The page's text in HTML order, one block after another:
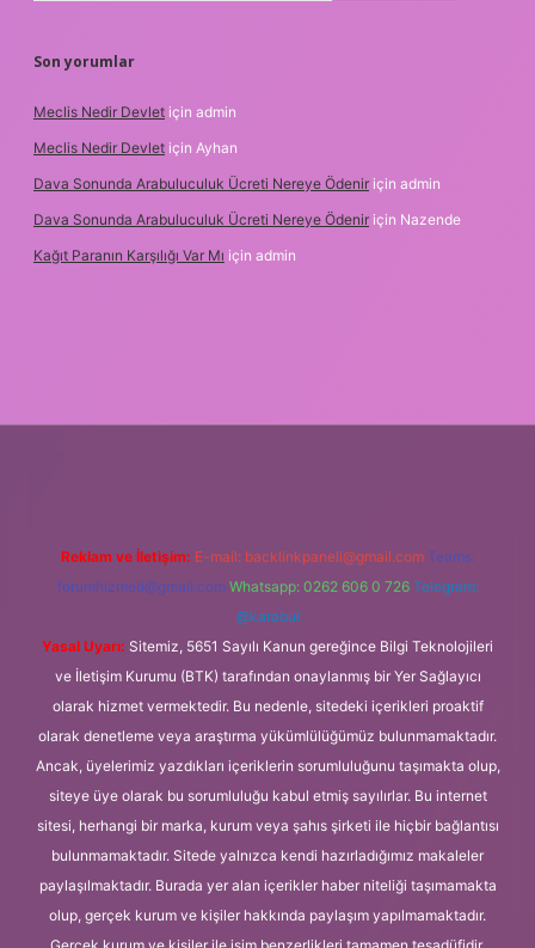
Son yorumlar
Meclis Nedir Devlet için admin
Meclis Nedir Devlet için Ayhan
Dava Sonunda Arabuluculuk Ücreti Nereye Ödenir için admin
Dava Sonunda Arabuluculuk Ücreti Nereye Ödenir için Nazende
Kağıt Paranın Karşılığı Var Mı için admin
Reklam ve İletişim: E-mail: backlinkpaneli@gmail.com Teams:
forumhizmeti@gmail.com Whatsapp: 0262 606 0 726 Telegram:
@karabul
Yasal Uyarı: Sitemiz, 5651 Sayılı Kanun gereğince Bilgi Teknolojileri
ve İletişim Kurumu (BTK) tarafından onaylanmış bir Yer Sağlayıcı
olarak hizmet vermektedir. Bu nedenle, sitedeki içerikleri proaktif
olarak denetleme veya araştırma yükümlülüğümüz bulunmamaktadır.
Ancak, üyelerimiz yazdıkları içeriklerin sorumluluğunu taşımakta olup,
siteye üye olarak bu sorumluluğu kabul etmiş sayılırlar. Bu internet
sitesi, herhangi bir marka, kurum veya şahıs şirketi ile hiçbir bağlantısı
bulunmamaktadır. Sitede yalnızca kendi hazırladığımız makaleler
paylaşılmaktadır. Burada yer alan içerikler haber niteliği taşımamakta
olup, gerçek kurum ve kişiler hakkında paylaşım yapılmamaktadır.